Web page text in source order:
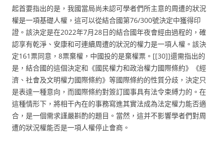
起首要指出的是，我國當局尚未認可學者們所主意的周遭的狀況
權是一項基礎人權，這可以從結合國第76/300號決定中獲得印
證。該決定是在2022年7月28日的結合國年夜會經由過程的，確
認享有乾淨、安康和可連續周遭的狀況的權力是一項人權。該決
定161票同意，8票棄權，中國投的是棄權票。[[30]]還需指出的
是，結合國的這個決定和《國民權力和政治權力國際條約》《經
濟、社會及文明權力國際條約》等國際條約的性質分歧，決定只
是表達一種意向，而國際條約對簽訂國事具有法令束縛力的。在
這種情形下，將相干內在的事務寫進其實法成為法定權力能否適
合，是一個需求謹嚴斟酌的題目。當然，這并不影響學者們對周
遭的狀況權能否是一項人權停止會商。